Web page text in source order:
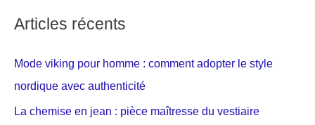
Articles récents
Mode viking pour homme : comment adopter le style
nordique avec authenticité
La chemise en jean : pièce maîtresse du vestiaire